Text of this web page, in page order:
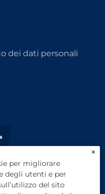
dei dati personali
×
per migliorare
degli utenti e per
del sito